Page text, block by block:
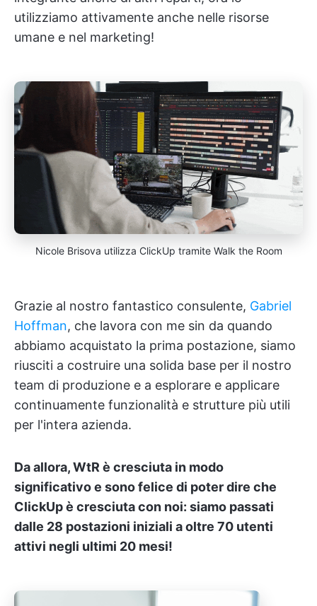
utilizziamo attivamente anche nelle risorse
umane e nel marketing!
Nicole Brisova utilizza ClickUp tramite Walk the Room
Grazie al nostro fantastico consulente, Gabriel
Hoffman, che lavora con me sin da quando
abbiamo acquistato la prima postazione, siamo
riusciti a costruire una solida base per il nostro
team di produzione e a esplorare e applicare
continuamente funzionalità e strutture più utili
per l'intera azienda.
Da allora, WtR è cresciuta in modo
significativo e sono felice di poter dire che
ClickUp è cresciuta con noi: siamo passati
dalle 28 postazioni iniziali a oltre 70 utenti
attivi negli ultimi 20 mesi!